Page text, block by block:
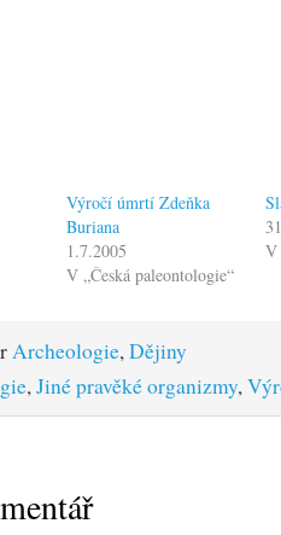
Výročí úmrtí Zdeňka
Buriana
1.7.2005
V „Česká paleontologie“
V
Archeologie,Dějiny
,Jiné pravěké organizmy,